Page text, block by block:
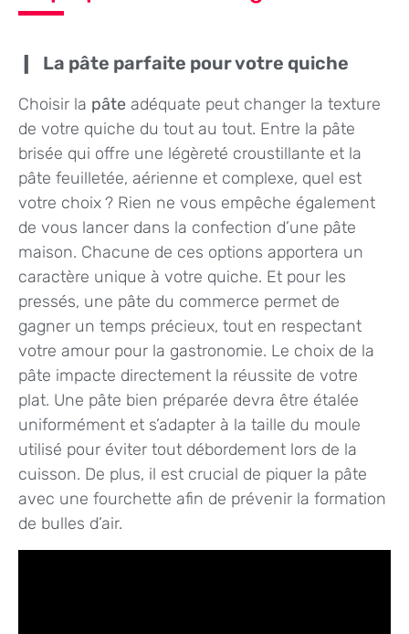
La pâte parfaite pour votre quiche
Choisir la pâte adéquate peut changer la texture
de votre quiche du tout au tout. Entre la pâte
brisée qui offre une légèreté croustillante et la
pâte feuilletée, aérienne et complexe, quel est
votre choix ? Rien ne vous empêche également
de vous lancer dans la confection d’une pâte
maison. Chacune de ces options apportera un
caractère unique à votre quiche. Et pour les
pressés, une pâte du commerce permet de
gagner un temps précieux, tout en respectant
votre amour pour la gastronomie. Le choix de la
pâte impacte directement la réussite de votre
plat. Une pâte bien préparée devra être étalée
uniformément et s’adapter à la taille du moule
utilisé pour éviter tout débordement lors de la
cuisson. De plus, il est crucial de piquer la pâte
avec une fourchette afin de prévenir la formation
de bulles d’air.